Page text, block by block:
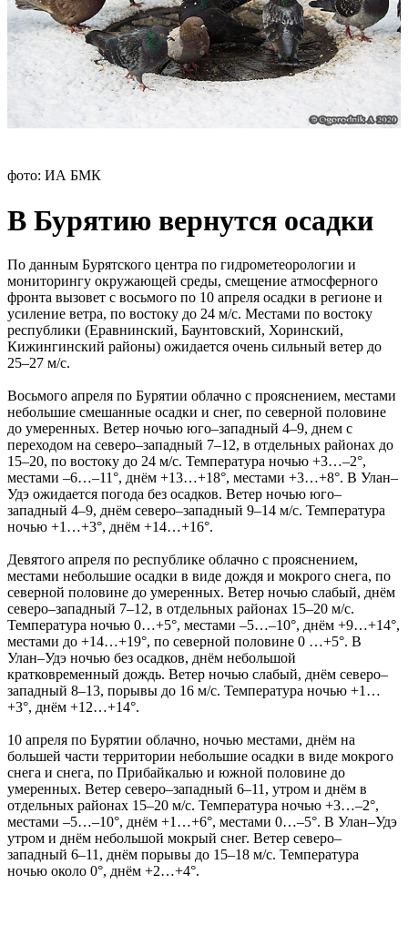
фото: ИА БМК
В Бурятию вернутся осадки
По данным Бурятского центра по гидрометеорологии и
мониторингу окружающей среды, смещение атмосферного
фронта вызовет с восьмого по 10 апреля осадки в регионе и
усиление ветра, по востоку до 24 м/с. Местами по востоку
республики (Еравнинский, Баунтовский, Хоринский,
Кижингинский районы) ожидается очень сильный ветер до
25–27 м/с.
Восьмого апреля по Бурятии облачно с прояснением, местами
небольшие смешанные осадки и снег, по северной половине
до умеренных. Ветер ночью юго–западный 4–9, днем с
переходом на северо–западный 7–12, в отдельных районах до
15–20, по востоку до 24 м/с. Температура ночью +3…–2°,
местами –6…–11°, днём +13…+18°, местами +3…+8°. В Улан–
Удэ ожидается погода без осадков. Ветер ночью юго–
западный 4–9, днём северо–западный 9–14 м/с. Температура
ночью +1…+3°, днём +14…+16°.
Девятого апреля по республике облачно с прояснением,
местами небольшие осадки в виде дождя и мокрого снега, по
северной половине до умеренных. Ветер ночью слабый, днём
северо–западный 7–12, в отдельных районах 15–20 м/с.
Температура ночью 0…+5°, местами –5…–10°, днём +9…+14°,
местами до +14…+19°, по северной половине 0 …+5°. В
Улан–Удэ ночью без осадков, днём небольшой
кратковременный дождь. Ветер ночью слабый, днём северо–
западный 8–13, порывы до 16 м/с. Температура ночью +1…
+3°, днём +12…+14°.
10 апреля по Бурятии облачно, ночью местами, днём на
большей части территории небольшие осадки в виде мокрого
снега и снега, по Прибайкалью и южной половине до
умеренных. Ветер северо–западный 6–11, утром и днём в
отдельных районах 15–20 м/с. Температура ночью +3…–2°,
местами –5…–10°, днём +1…+6°, местами 0…–5°. В Улан–Удэ
утром и днём небольшой мокрый снег. Ветер северо–
западный 6–11, днём порывы до 15–18 м/с. Температура
ночью около 0°, днём +2…+4°.